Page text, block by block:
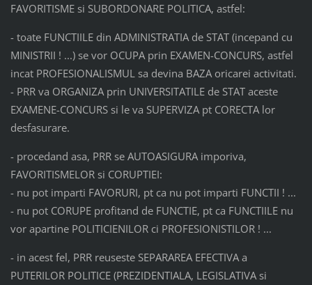
FAVORITISME si SUBORDONARE POLITICA, astfel:
- toate FUNCTIILE din ADMINISTRATIA de STAT (incepand cu
MINISTRII ! ...) se vor OCUPA prin EXAMEN-CONCURS, astfel
incat PROFESIONALISMUL sa devina BAZA oricarei activitati.
- PRR va ORGANIZA prin UNIVERSITATILE de STAT aceste
EXAMENE-CONCURS si le va SUPERVIZA pt CORECTA lor
desfasurare.
- procedand asa, PRR se AUTOASIGURA imporiva,
FAVORITISMELOR si CORUPTIEI:
- nu pot imparti FAVORURI, pt ca nu pot imparti FUNCTII ! ...
- nu pot CORUPE profitand de FUNCTIE, pt ca FUNCTIILE nu
vor apartine POLITICIENILOR ci PROFESIONISTILOR ! ...
- in acest fel, PRR reuseste SEPARAREA EFECTIVA a
PUTERILOR POLITICE (PREZIDENTIALA, LEGISLATIVA si